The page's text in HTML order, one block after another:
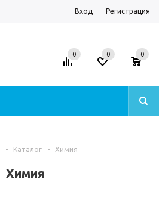
Вход Регистрация
0 0 0
- Каталог - Химия
Химия